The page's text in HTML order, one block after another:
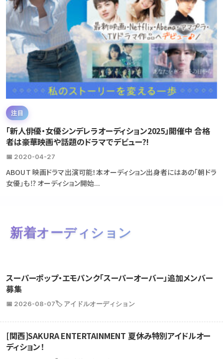
注目
「新人俳優・女優シンデレラオーディション2025」開催中 合格
者は豪華映画や話題のドラマでデビュー?!
📅 2020-04-27
ABOUT 映画ドラマ出演可能！本オーディション出身者にはあの「朝ドラ
女優」も⁉ オーディション開始...
新着オーディション
スーパーポップ・エモパンク「スーパーオーバー」追加メンバー
募集
📅 2026-08-07🏷️ アイドルオーディション
[関西]SAKURA ENTERTAINMENT 夏休み特別アイドルオー
ディション！